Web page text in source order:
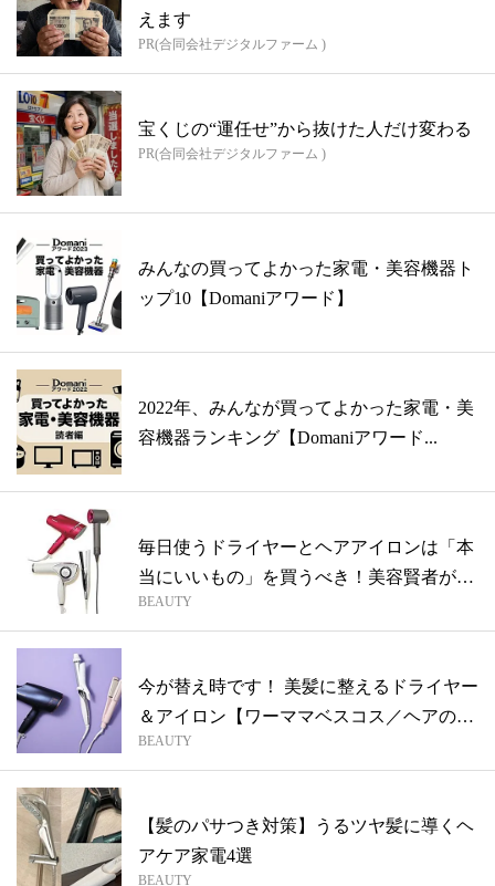
えます
PR(合同会社デジタルファーム )
宝くじの“運任せ”から抜けた人だけ変わる
PR(合同会社デジタルファーム )
みんなの買ってよかった家電・美容機器ト
ップ10【Domaniアワード】
2022年、みんなが買ってよかった家電・美
容機器ランキング【Domaniアワード...
毎日使うドライヤーとヘアアイロンは「本
当にいいもの」を買うべき！美容賢者が選
んだ...
BEAUTY
今が替え時です！ 美髪に整えるドライヤー
＆アイロン【ワーママベスコス／ヘアの美
容...
BEAUTY
【髪のパサつき対策】うるツヤ髪に導くヘ
アケア家電4選
BEAUTY